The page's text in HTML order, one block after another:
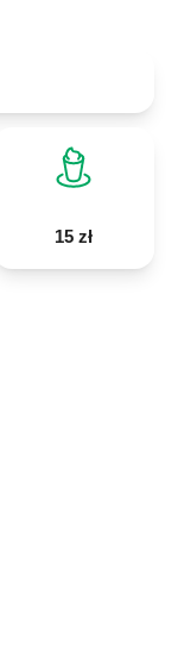
15 zł